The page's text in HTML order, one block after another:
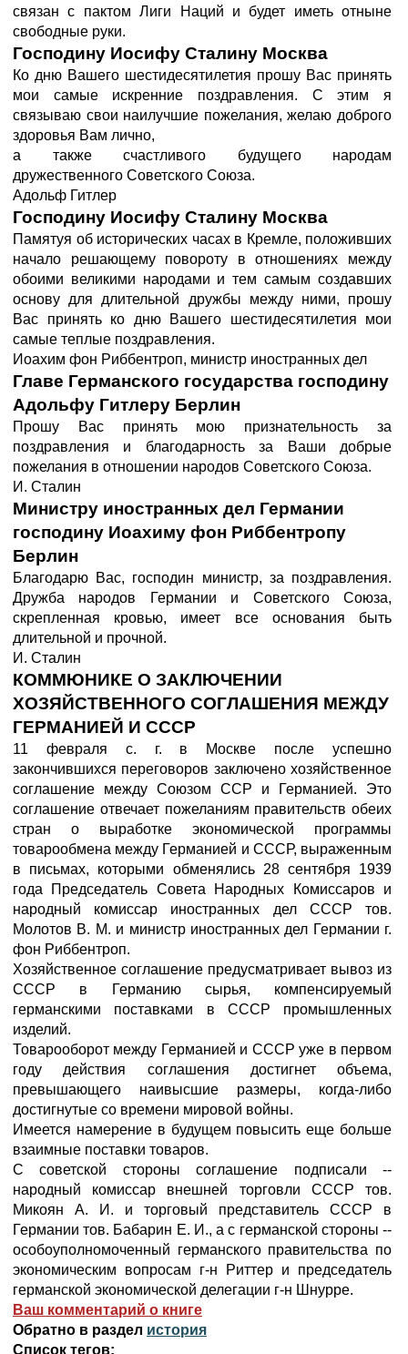
связан с пактом Лиги Наций и будет иметь отныне
свободные руки.
Господину Иосифу Сталину Москва
Ко дню Вашего шестидесятилетия прошу Вас принять
мои самые искренние поздравления. С этим я
связываю свои наилучшие пожелания, желаю доброго
здоровья Вам лично,
а также счастливого будущего народам
дружественного Советского Союза.
Адольф Гитлер
Господину Иосифу Сталину Москва
Памятуя об исторических часах в Кремле, положивших
начало решающему повороту в отношениях между
обоими великими народами и тем самым создавших
основу для длительной дружбы между ними, прошу
Вас принять ко дню Вашего шестидесятилетия мои
самые теплые поздравления.
Иоахим фон Риббентроп, министр иностранных дел
Главе Германского государства господину
Адольфу Гитлеру Берлин
Прошу Вас принять мою признательность за
поздравления и благодарность за Ваши добрые
пожелания в отношении народов Советского Союза.
И. Сталин
Министру иностранных дел Германии
господину Иоахиму фон Риббентропу
Берлин
Благодарю Вас, господин министр, за поздравления.
Дружба народов Германии и Советского Союза,
скрепленная кровью, имеет все основания быть
длительной и прочной.
И. Сталин
КОММЮНИКЕ О ЗАКЛЮЧЕНИИ
ХОЗЯЙСТВЕННОГО СОГЛАШЕНИЯ МЕЖДУ
ГЕРМАНИЕЙ И СССР
11 февраля с. г. в Москве после успешно
закончившихся переговоров заключено хозяйственное
соглашение между Союзом ССР и Германией. Это
соглашение отвечает пожеланиям правительств обеих
стран о выработке экономической программы
товарообмена между Германией и СССР, выраженным
в письмах, которыми обменялись 28 сентября 1939
года Председатель Совета Народных Комиссаров и
народный комиссар иностранных дел СССР тов.
Молотов В. М. и министр иностранных дел Германии г.
фон Риббентроп.
Хозяйственное соглашение предусматривает вывоз из
СССР в Германию сырья, компенсируемый
германскими поставками в СССР промышленных
изделий.
Товарооборот между Германией и СССР уже в первом
году действия соглашения достигнет объема,
превышающего наивысшие размеры, когда-либо
достигнутые со времени мировой войны.
Имеется намерение в будущем повысить еще больше
взаимные поставки товаров.
С советской стороны соглашение подписали --
народный комиссар внешней торговли СССР тов.
Микоян А. И. и торговый представитель СССР в
Германии тов. Бабарин Е. И., а с германской стороны --
особоуполномоченный германского правительства по
экономическим вопросам г-н Риттер и председатель
германской экономической делегации г-н Шнурре.
Ваш комментарий о книге
Обратно в раздел история
Список тегов: